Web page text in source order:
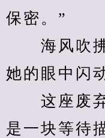
保密。”
海风吹拂
她的眼中闪
这座废弃
是一块等待